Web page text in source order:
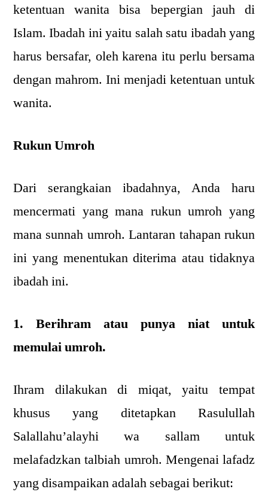
ketentuan wanita bisa bepergian jauh di
Islam. Ibadah ini yaitu salah satu ibadah yang
harus bersafar, oleh karena itu perlu bersama
dengan mahrom. Ini menjadi ketentuan untuk
wanita.
Rukun Umroh
Dari serangkaian ibadahnya, Anda haru
mencermati yang mana rukun umroh yang
mana sunnah umroh. Lantaran tahapan rukun
ini yang menentukan diterima atau tidaknya
ibadah ini.
1. Berihram atau punya niat untuk
memulai umroh.
Ihram dilakukan di miqat, yaitu tempat
khusus yang ditetapkan Rasulullah
Salallahu’alayhi wa sallam untuk
melafadzkan talbiah umroh. Mengenai lafadz
yang disampaikan adalah sebagai berikut: